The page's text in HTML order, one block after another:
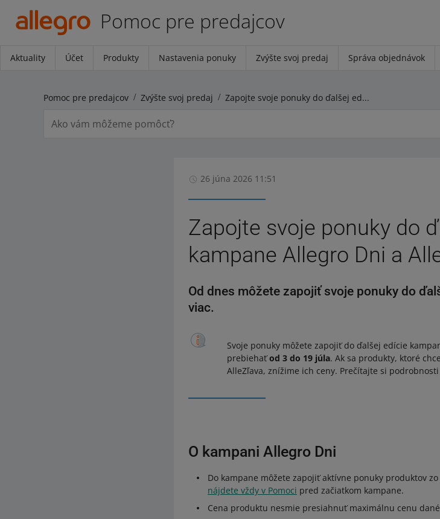
Pomoc pre predajcov
Aktuality Účet Produkty Nastavenia ponuky Zvýšte svoj predaj Správa objednávok
Pomoc pre predajcov Zvýšte svoj predaj Zapojte svoje ponuky do ďalšej edície kampane Allegro Dni a Allegro Dni AlleZľava!
26 júna 2026 11:51
Zapojte svoje ponuky do
kampane Allegro Dni a
Od dnes môžete zapojiť svoje ponuky do
viac.
Svoje ponuky môžete zapojiť do ďalšej edície
prebiehaťod 3 do 19 júla. Ak sa produkty, ktoré
AlleZľava, znížime ich ceny. Prečítajte si
O kampani Allegro Dni
Do kampane môžete zapojiť aktívne ponuky produktov zo
nájdete vždy v Pomoci pred začiatkom kampane.
Cena produktu nesmie presiahnuť maximálnu cenu